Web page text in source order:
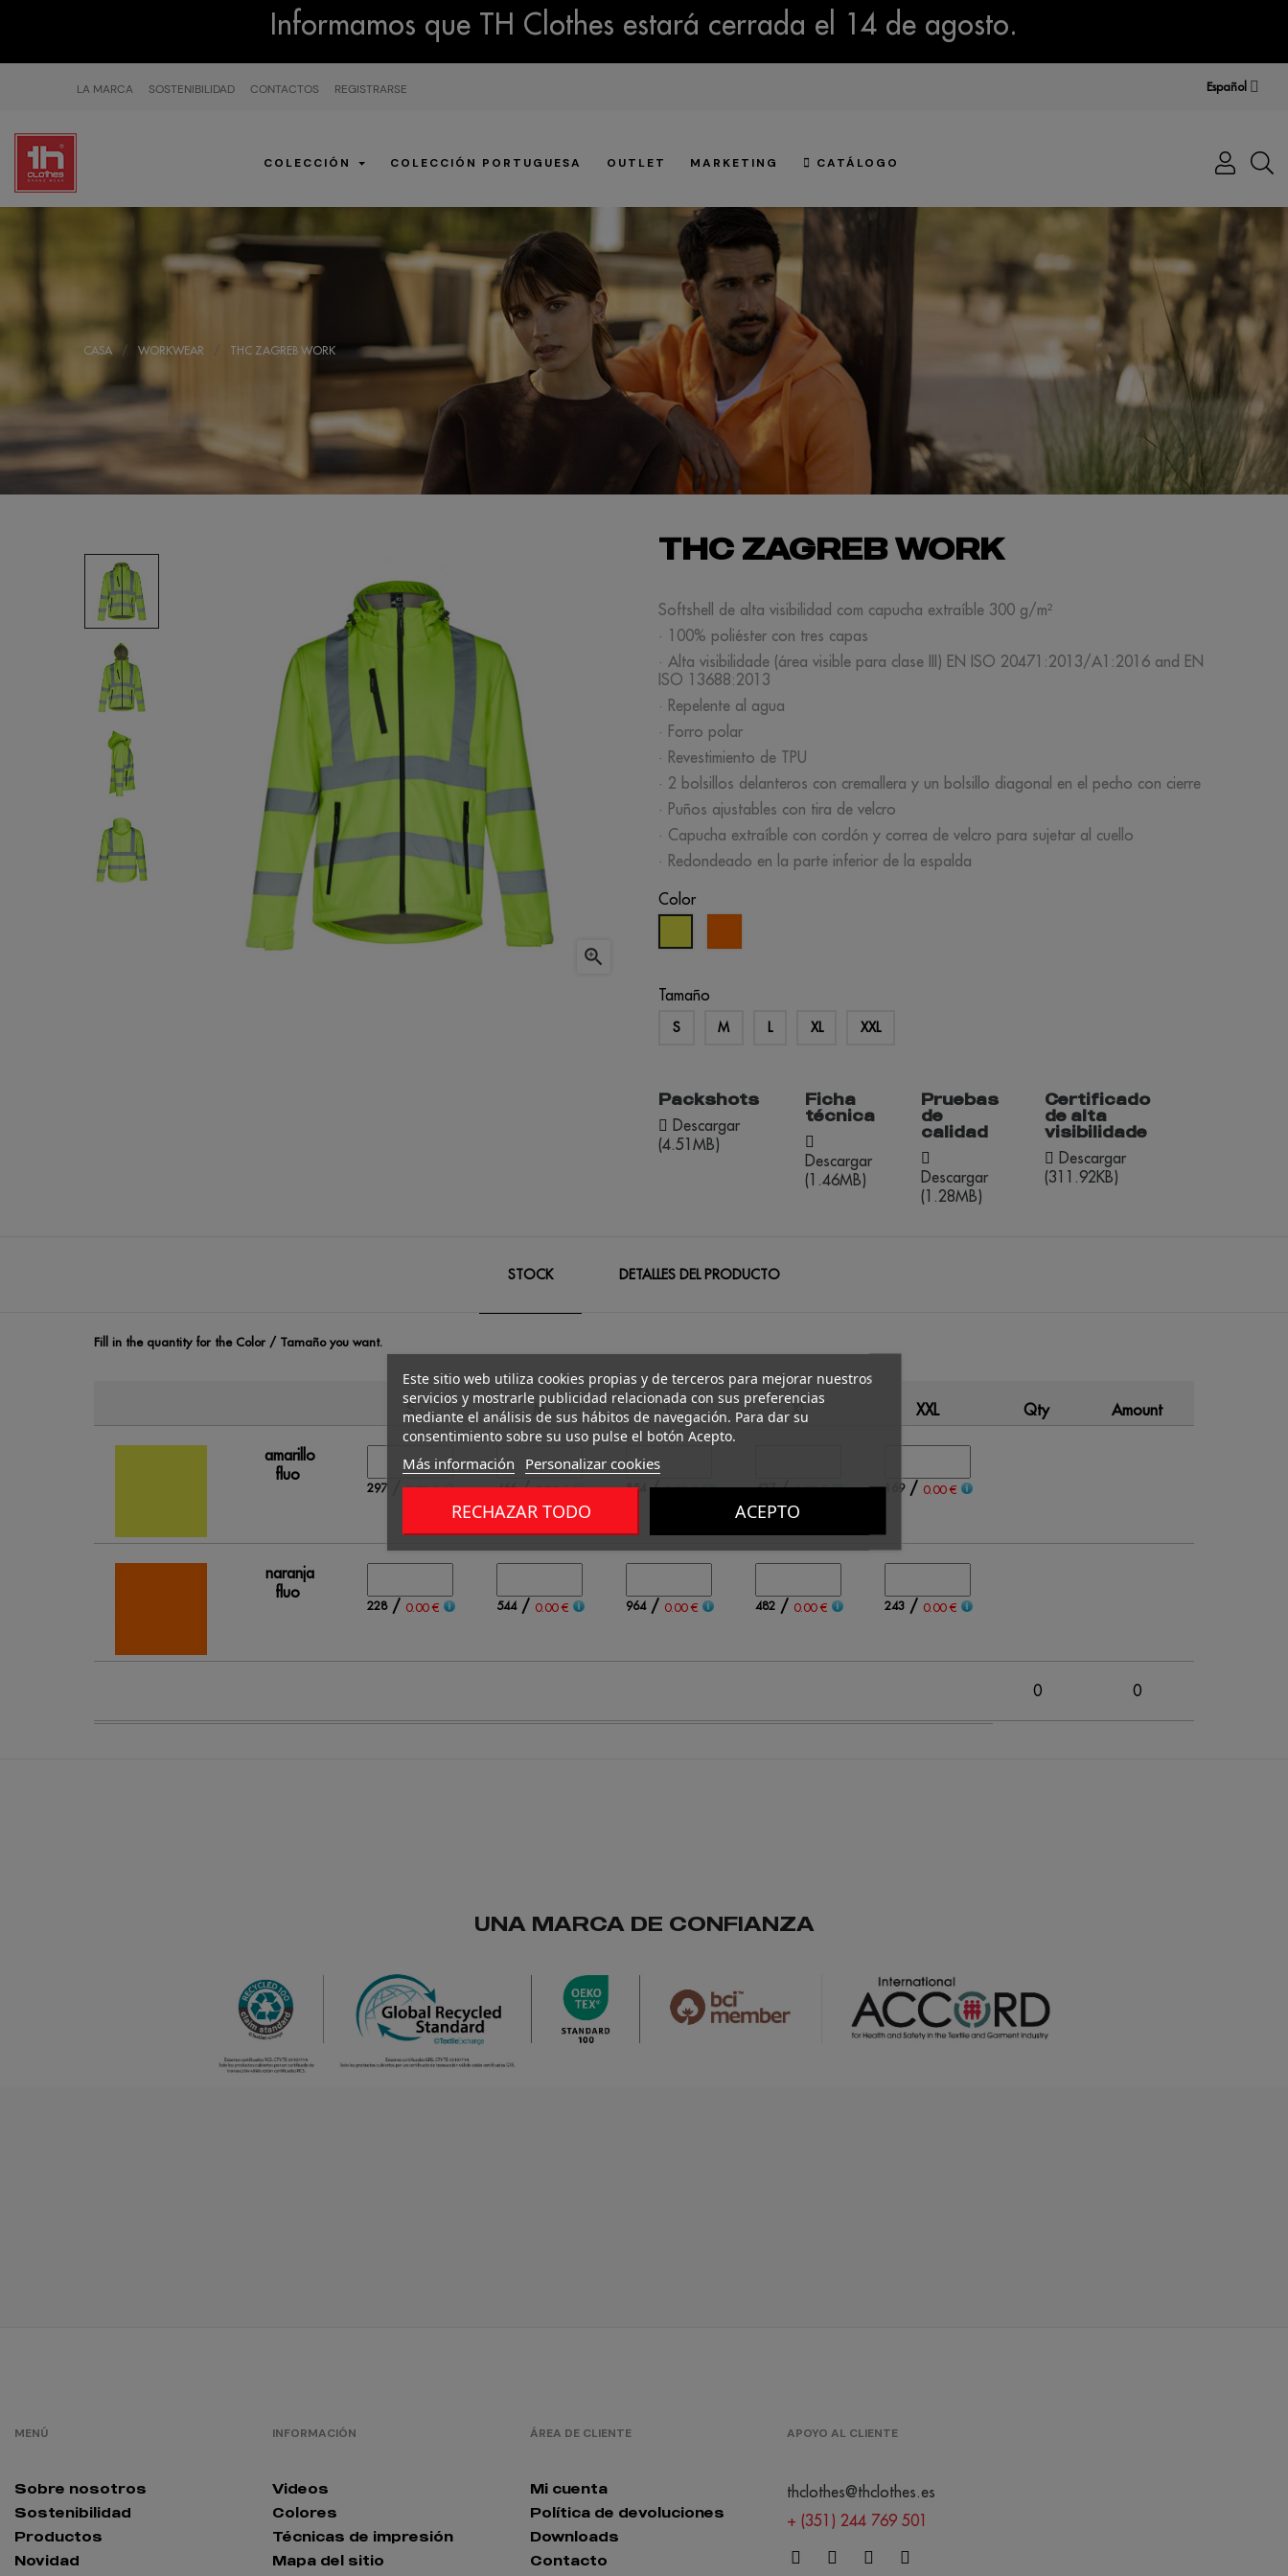
Informamos que TH Clothes estará cerrada el 14 de agosto.
LA MARCA SOSTENIBILIDAD CONTACTOS REGISTRARSE Español
COLECCIÓN COLECCIÓN PORTUGUESA OUTLET MARKETING CATÁLOGO
CASA WORKWEAR THC ZAGREB WORK

THC ZAGREB WORK
Softshell de alta visibilidad com capucha extraíble 300 g/m²
· 100% poliéster con tres capas
· Alta visibilidade (área visible para clase III) EN ISO 20471:2013/A1:2016 and EN
ISO 13688:2013
· Repelente al agua
· Forro polar
· Revestimiento de TPU
· 2 bolsillos delanteros con cremallera y un bolsillo diagonal en el pecho con cierre
· Puños ajustables con tira de velcro
· Capucha extraíble con cordón y correa de velcro para sujetar al cuello
· Redondeado en la parte inferior de la espalda
Color
fluo
Tamaño
S M L XL XXL
Packshots
Descargar
(4.51MB)
Ficha
técnica
Descargar
(1.46MB)
Pruebas
de
calidad
Descargar
(1.28MB)
Certificado
de alta
visibilidade
Descargar
(311.92KB)
STOCK DETALLES DEL PRODUCTO
Fill in the quantity for the Color / Tamaño you want.
S M L XL XXL Qty Amount
amarillo
fluo
297 /0.00 € 466/0.00 € 854 /0.00 € 427/0.00 € 169/ 0.00 €
naranja
fluo
228/ 0.00 € 544/ 0.00 € 964/ 0.00 € 482 / 0.00 € 243 / 0.00 €
0 0
UNA MARCA DE CONFIANZA
MENÚ
Sobre nosotros
Sostenibilidad
Productos
Novidad
INFORMACIÓN
Videos
Colores
Técnicas de impresión
Mapa del sitio
ÁREA DE CLIENTE
Mi cuenta
Política de devoluciones
Downloads
Contacto
APOYO AL CLIENTE
thclothes@thclothes.es
+ (351) 244 769 501
Este sitio web utiliza cookies propias y de terceros para mejorar nuestros
servicios y mostrarle publicidad relacionada con sus preferencias
mediante el análisis de sus hábitos de navegación. Para dar su
consentimiento sobre su uso pulse el botón Acepto.
Más información Personalizar cookies
RECHAZAR TODO ACEPTO